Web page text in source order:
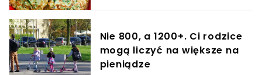
Nie 800, a 1200+. Ci rodzice
mogą liczyć na większe na
pieniądze